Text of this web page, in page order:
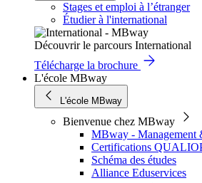
Stages et emploi à l’étranger
Étudier à l'international
Découvrir le parcours International
Télécharge la brochure
L'école MBway
L'école MBway
Bienvenue chez MBway
MBway - Management
Certifications
Schéma des études
Alliance Eduservices